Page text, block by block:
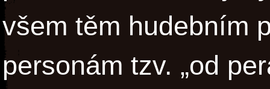
všem těm hudebním
personám tzv. „od